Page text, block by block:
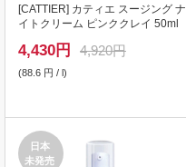
[CATTIER] カティエ スージング ナ
イトクリーム ピンククレイ 50ml
4,430円 4,920円
(88.6 円 / l)
日本
未発売